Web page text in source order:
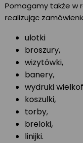
Pomagamy także w
realizując
ulotki
broszury,
wizytówki,
banery,
wydruki
koszulki,
torby,
breloki,
linijki.